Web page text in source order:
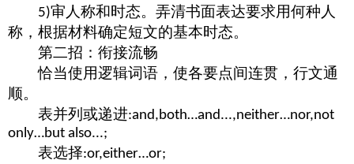
5)审人称和时态。弄清书面表达要求用何种人
称，根据材料确定短文的基本时态。
第二招：衔接流畅
恰当使用逻辑词语，使各要点间连贯，行文通
顺。
表并列或递进:and,both…and...,neither…nor,not
only…but also...;
表选择:or,either…or;